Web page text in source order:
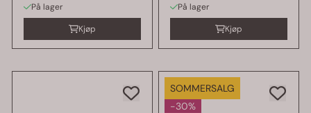
På lager
Kjøp
På lager
Kjøp
SOMMERSALG
-30%